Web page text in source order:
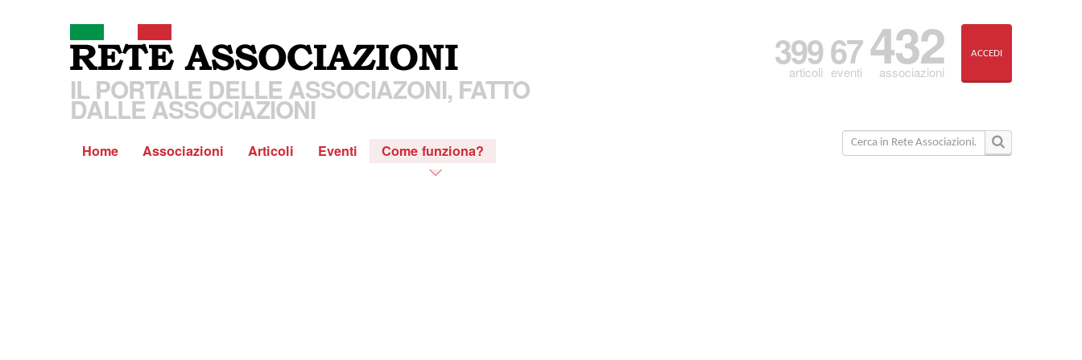
IL PORTALE DELLE ASSOCIAZONI, FATTO
DALLE ASSOCIAZIONI
399
articoli 67
eventi 432
associazioni
ACCEDI
Home Associazioni Articoli Eventi Come funziona?